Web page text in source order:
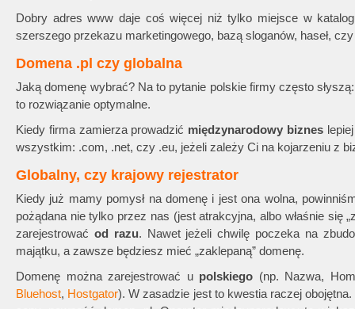
Dobry adres www daje coś więcej niż tylko miejsce w
szerszego przekazu marketingowego, bazą sloganów, haseł,
Domena .pl czy globalna
Jaką domenę wybrać? Na to pytanie polskie firmy często
to rozwiązanie optymalne.
Kiedy firma zamierza prowadzić międzynarodowy biznes
wszystkim: .com, .net, czy .eu, jeżeli zależy Ci na kojarzeniu z
Globalny, czy krajowy rejestrator
Kiedy już mamy pomysł na domenę i jest ona wolna,
pożądana nie tylko przez nas (jest atrakcyjna, albo właśnie się
zarejestrować od razu. Nawet jeżeli chwilę poczeka na
majątku, a zawsze będziesz mieć „zaklepaną” domenę.
Domenę można zarejestrować u polskiego (np. Nazwa,
Bluehost, Hostgator). W zasadzie jest to kwestia raczej